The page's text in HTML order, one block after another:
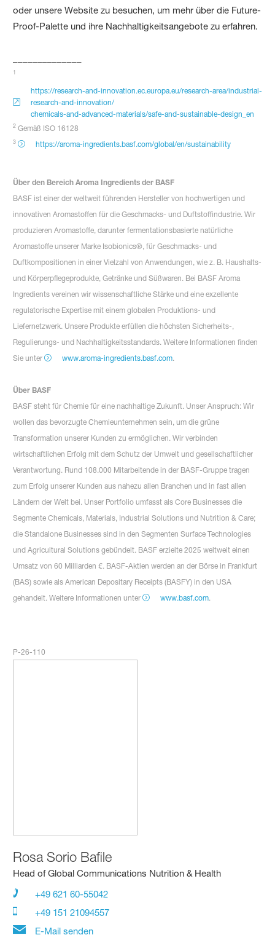
oder unsere Website zu besuchen, um mehr über die Future-
Proof-Palette und ihre Nachhaltigkeitsangebote zu erfahren.
1
https://research-and-innovation.ec.europa.eu/research-area/industrial-
research-and-innovation/
chemicals-and-advanced-materials/safe-and-sustainable-design_en
2 Gemäß ISO 16128
3 https://aroma-ingredients.basf.com/global/en/sustainability
Über den Bereich Aroma Ingredients der BASF
BASF ist einer der weltweit führenden Hersteller von hochwertigen und
innovativen Aromastoffen für die Geschmacks- und Duftstoffindustrie. Wir
produzieren Aromastoffe, darunter fermentationsbasierte natürliche
Aromastoffe unserer Marke Isobionics®, für Geschmacks- und
Duftkompositionen in einer Vielzahl von Anwendungen, wie z. B. Haushalts-
und Körperpflegeprodukte, Getränke und Süßwaren. Bei BASF Aroma
Ingredients vereinen wir wissenschaftliche Stärke und eine exzellente
regulatorische Expertise mit einem globalen Produktions- und
Liefernetzwerk. Unsere Produkte erfüllen die höchsten Sicherheits-,
Regulierungs- und Nachhaltigkeitsstandards. Weitere Informationen finden
Sie unter
www.aroma-ingredients.basf.com.
Über BASF
BASF steht für Chemie für eine nachhaltige Zukunft. Unser Anspruch: Wir
wollen das bevorzugte Chemieunternehmen sein, um die grüne
Transformation unserer Kunden zu ermöglichen. Wir verbinden
wirtschaftlichen Erfolg mit dem Schutz der Umwelt und gesellschaftlicher
Verantwortung. Rund 108.000 Mitarbeitende in der BASF-Gruppe tragen
zum Erfolg unserer Kunden aus nahezu allen Branchen und in fast allen
Ländern der Welt bei. Unser Portfolio umfasst als Core Businesses die
Segmente Chemicals, Materials, Industrial Solutions und Nutrition & Care;
die Standalone Businesses sind in den Segmenten Surface Technologies
und Agricultural Solutions gebündelt. BASF erzielte 2025 weltweit einen
Umsatz von 60 Milliarden €. BASF-Aktien werden an der Börse in Frankfurt
(BAS) sowie als American Depositary Receipts (BASFY) in den USA
gehandelt. Weitere Informationen unter
www.basf.com.
P-26-110
Rosa Sorio Bafile
Head of Global Communications Nutrition & Health
+49 621 60-55042
+49 151 21094557
E-Mail senden